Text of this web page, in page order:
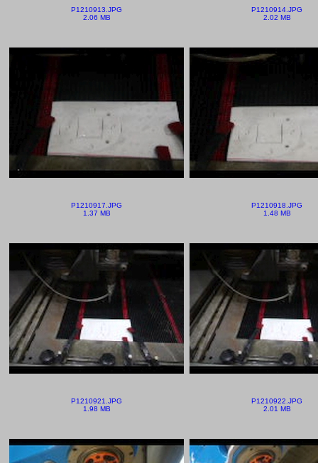
P1210913.JPG
2.06 MB
P1210914.JPG
2.02 MB
P1210917.JPG
1.37 MB
P1210918.JPG
1.48 MB
P1210921.JPG
1.98 MB
P1210922.JPG
2.01 MB